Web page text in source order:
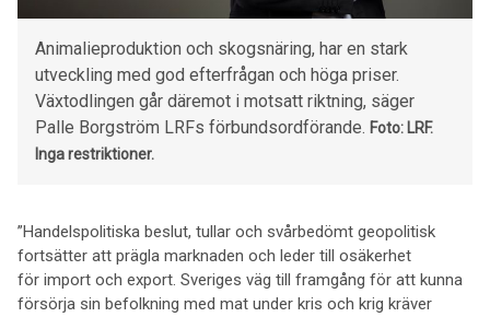
Animalieproduktion och skogsnäring, har en stark
utveckling med god efterfrågan och höga priser.
Växtodlingen går däremot i motsatt riktning, säger
Palle Borgström LRFs förbundsordförande. Foto: LRF.
Inga restriktioner.
”Handelspolitiska beslut, tullar och svårbedömt geopolitisk
fortsätter att prägla marknaden och leder till osäkerhet
för import och export. Sveriges väg till framgång för att kunna
försörja sin befolkning med mat under kris och krig kräver